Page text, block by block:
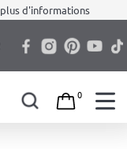
d'informations
0